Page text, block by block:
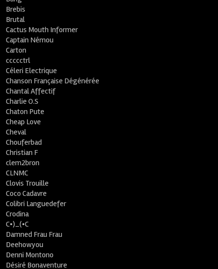
Brebis
Brutal
Cactus Mouth Informer
Captain Némou
Carton
ccccctrl
Céleri Electrique
Chanson Française Dégénérée
Chantal Affectif
Charlie O.S
Chaton Pute
Cheap Love
Cheval
Chouferbad
Christian F
clem2bron
CLNMC
Clovis Trouille
Coco Cadavre
Colibri Languedefer
Crodina
C•)_(•C
Damned Frau Frau
Deehowyou
Denni Montono
Désiré Bonaventure